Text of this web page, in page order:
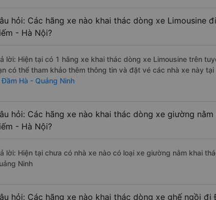
hỏi: Các hãng xe nào khai thác dòng xe Limousine
- Hà Nội?
lời: Hiện tại có 1 hãng xe khai thác dòng xe Limousine trên
có thể tham khảo thêm thông tin và đặt vé các nhà xe này tại
Hà - Quảng Ninh
hỏi: Các hãng xe nào khai thác dòng xe giường
- Hà Nội?
lời: Hiện tại chưa có nhà xe nào có loại xe giường nằm khai
Ninh
hỏi: Các hãng xe nào khai thác dòng xe ghế ngồi đi